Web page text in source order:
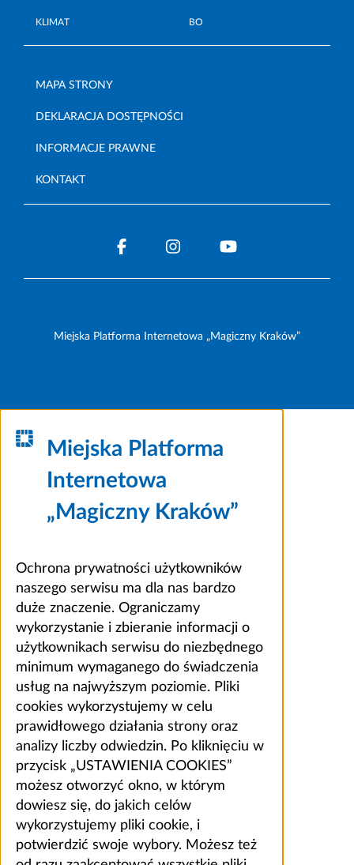
KLIMAT BO
MAPA STRONY
DEKLARACJA DOSTĘPNOŚCI
INFORMACJE PRAWNE
KONTAKT
Miejska Platforma Internetowa „Magiczny Kraków”
Miejska Platforma
Internetowa
„Magiczny Kraków”
Ochrona prywatności użytkowników
naszego serwisu ma dla nas bardzo
duże znaczenie. Ograniczamy
wykorzystanie i zbieranie informacji o
użytkownikach serwisu do niezbędnego
minimum wymaganego do świadczenia
usług na najwyższym poziomie. Pliki
cookies wykorzystujemy w celu
prawidłowego działania strony oraz
analizy liczby odwiedzin. Po kliknięciu w
przycisk „USTAWIENIA COOKIES”
możesz otworzyć okno, w którym
dowiesz się, do jakich celów
wykorzystujemy pliki cookie, i
potwierdzić swoje wybory. Możesz też